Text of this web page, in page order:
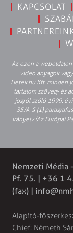
KAPCSOLAT
Az ezen a
video anyagok
Hetek.hu Kft. minden
tartalom szöveg- és
jogról szóló 1999.
35/A. § (1)
irányelv (Az Európai
Nemzeti Média
Pf. 75. | +36 1
(fax) |
Alapító-
Chief: Németh